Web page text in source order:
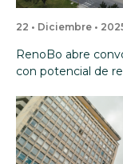
22 • Diciembre •
RenoBo abre
con potencial de